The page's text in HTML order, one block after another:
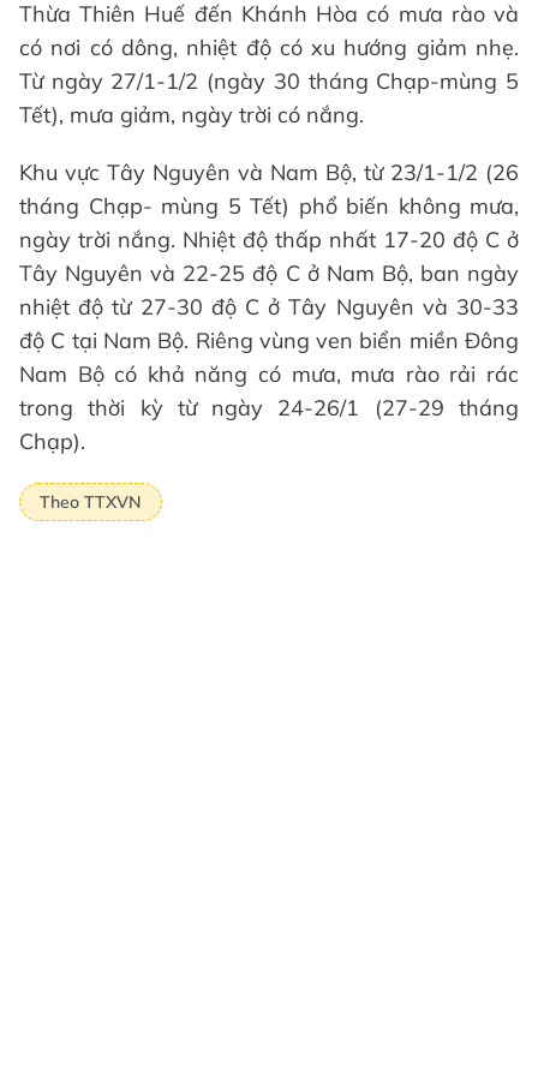
Thừa Thiên Huế đến Khánh Hòa có mưa rào và
có nơi có dông, nhiệt độ có xu hướng giảm nhẹ.
Từ ngày 27/1-1/2 (ngày 30 tháng Chạp-mùng 5
Tết), mưa giảm, ngày trời có nắng.
Khu vực Tây Nguyên và Nam Bộ, từ 23/1-1/2 (26
tháng Chạp- mùng 5 Tết) phổ biến không mưa,
ngày trời nắng. Nhiệt độ thấp nhất 17-20 độ C ở
Tây Nguyên và 22-25 độ C ở Nam Bộ, ban ngày
nhiệt độ từ 27-30 độ C ở Tây Nguyên và 30-33
độ C tại Nam Bộ. Riêng vùng ven biển miền Đông
Nam Bộ có khả năng có mưa, mưa rào rải rác
trong thời kỳ từ ngày 24-26/1 (27-29 tháng
Chạp).
Theo TTXVN